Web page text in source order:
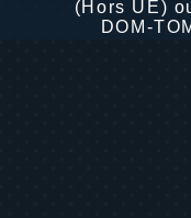
(Hors UE)
DOM-